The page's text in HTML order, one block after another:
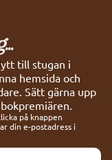
...
till stugan i
hemsida och
Sätt gärna upp
på knappen
din e-postadress i